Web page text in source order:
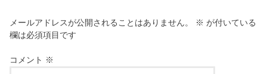
メールアドレスが公開されることはありません。 ※ が付いている
欄は必須項目です
コメント ※